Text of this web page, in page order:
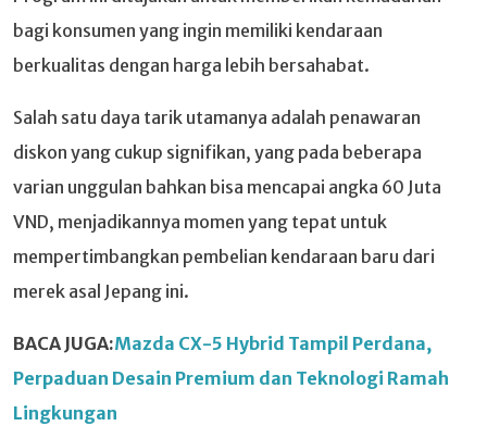
bagi konsumen yang ingin memiliki kendaraan
berkualitas dengan harga lebih bersahabat.
Salah satu daya tarik utamanya adalah penawaran
diskon yang cukup signifikan, yang pada beberapa
varian unggulan bahkan bisa mencapai angka 60 Juta
VND, menjadikannya momen yang tepat untuk
mempertimbangkan pembelian kendaraan baru dari
merek asal Jepang ini.
BACA JUGA:Mazda CX-5 Hybrid Tampil Perdana,
Perpaduan Desain Premium dan Teknologi Ramah
Lingkungan